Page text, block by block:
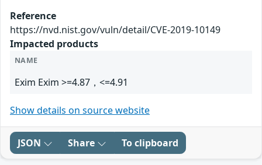
Reference
https://nvd.nist.gov/vuln/detail/CVE-2019-10149
Impacted products
NAME
Exim Exim >=4.87，<=4.91
Show details on source website
JSON Share To clipboard